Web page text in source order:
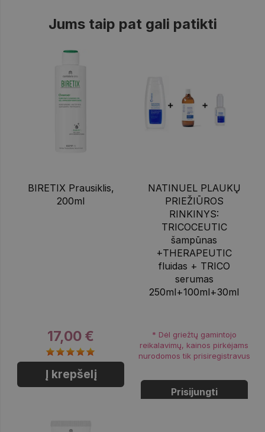
Jums taip pat gali patikti
BIRETIX Prausiklis,
200ml
17,00 €
Į krepšelį
NATINUEL PLAUKŲ
PRIEŽIŪROS
RINKINYS:
TRICOCEUTIC
šampūnas
+THERAPEUTIC
fluidas + TRICO
serumas
250ml+100ml+30ml
* Dėl griežtų gamintojo
reikalavimų, kainos pirkėjams
nurodomos tik prisiregistravus
Prisijungti